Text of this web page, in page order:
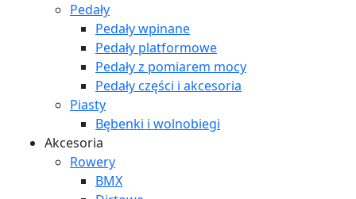
Pedały
Pedały wpinane
Pedały platformowe
Pedały z pomiarem mocy
Pedały części i akcesoria
Piasty
Bębenki i wolnobiegi
Akcesoria
Rowery
BMX